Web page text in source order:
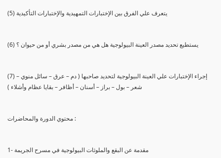
(5) يتعرف علي الفرق بين الإختبارات التمهيدية والإختبارات التأكيدية
(6) يستطيع تحديد مصدر العينة البيولوجية هل هي من مصدر بشري أو من حيوان ؟
(7) إجراء الإختبارات علي العينة البيولوجية لتحديد صاحبها ( دم – عرق – سائل منوي –
شعر – بول – براز – أسنان – أظافر – بقايا عظام وأشلاء )
محتوي الدورة والمحاضرات :
1- مقدمة عن البقع والملوثات البيولوجية في مسرح الجريمة